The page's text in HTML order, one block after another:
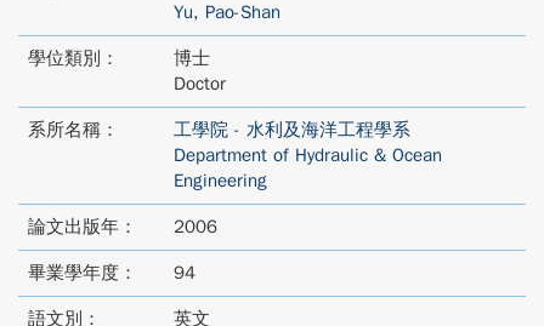
Yu, Pao-Shan
學位類別：
博士
Doctor
系所名稱：
工學院 - 水利及海洋工程學系
Department of Hydraulic & Ocean
Engineering
論文出版年： 2006
畢業學年度： 94
語文別： 英文